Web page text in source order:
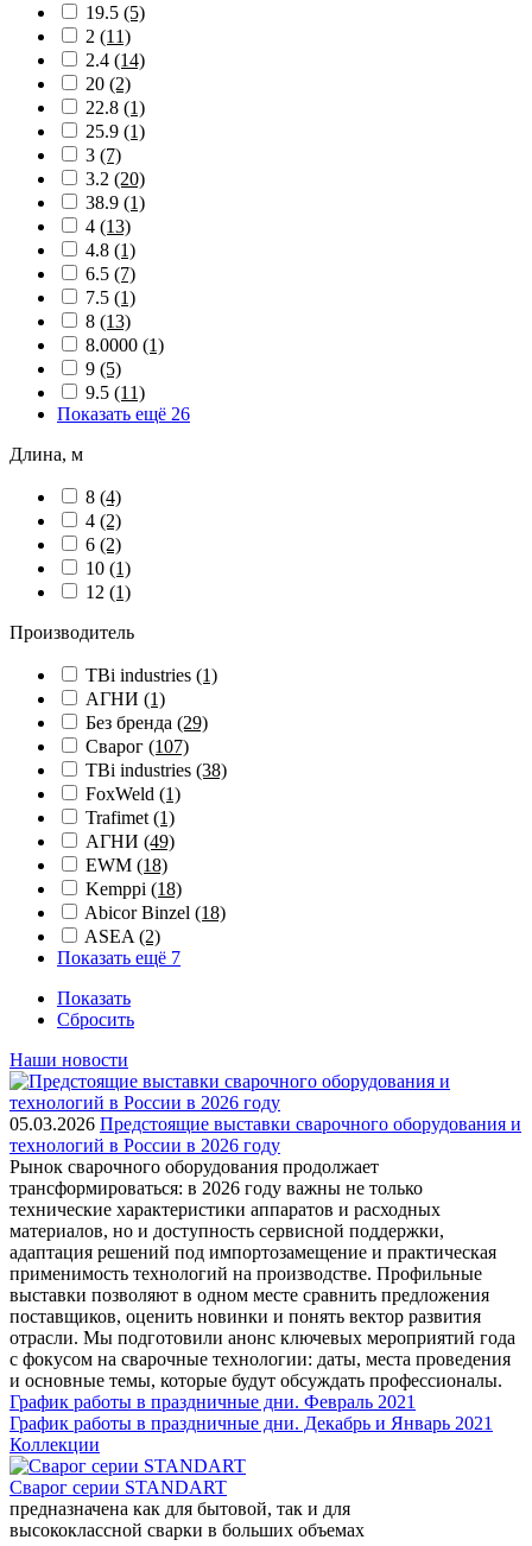
19.5 (5)
2 (11)
2.4 (14)
20 (2)
22.8 (1)
25.9 (1)
3 (7)
3.2 (20)
38.9 (1)
4 (13)
4.8 (1)
6.5 (7)
7.5 (1)
8 (13)
8.0000 (1)
9 (5)
9.5 (11)
Показать ещё 26
Длина, м
8 (4)
4 (2)
6 (2)
10 (1)
12 (1)
Производитель
TBi industries (1)
АГНИ (1)
Без бренда (29)
Сварог (107)
TBi industries (38)
FoxWeld (1)
Trafimet (1)
АГНИ (49)
EWM (18)
Kemppi (18)
Abicor Binzel (18)
ASEA (2)
Показать ещё 7
Показать
Сбросить
Наши новости
05.03.2026 Предстоящие выставки сварочного оборудования и
технологий в России в 2026 году
Рынок сварочного оборудования продолжает
трансформироваться: в 2026 году важны не только
технические характеристики аппаратов и расходных
материалов, но и доступность сервисной поддержки,
адаптация решений под импортозамещение и практическая
применимость технологий на производстве. Профильные
выставки позволяют в одном месте сравнить предложения
поставщиков, оценить новинки и понять вектор развития
отрасли. Мы подготовили анонс ключевых мероприятий года
с фокусом на сварочные технологии: даты, места проведения
и основные темы, которые будут обсуждать профессионалы.
График работы в праздничные дни. Февраль 2021
График работы в праздничные дни. Декабрь и Январь 2021
Коллекции
Сварог серии STANDART
предназначена как для бытовой, так и для
высококлассной сварки в больших объемах